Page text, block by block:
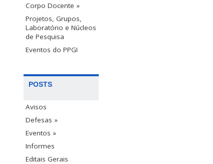
Corpo Docente »
Projetos, Grupos,
Laboratório e Núcleos
de Pesquisa
Eventos do PPGI
POSTS
Avisos
Defesas »
Eventos »
Informes
Editais Gerais